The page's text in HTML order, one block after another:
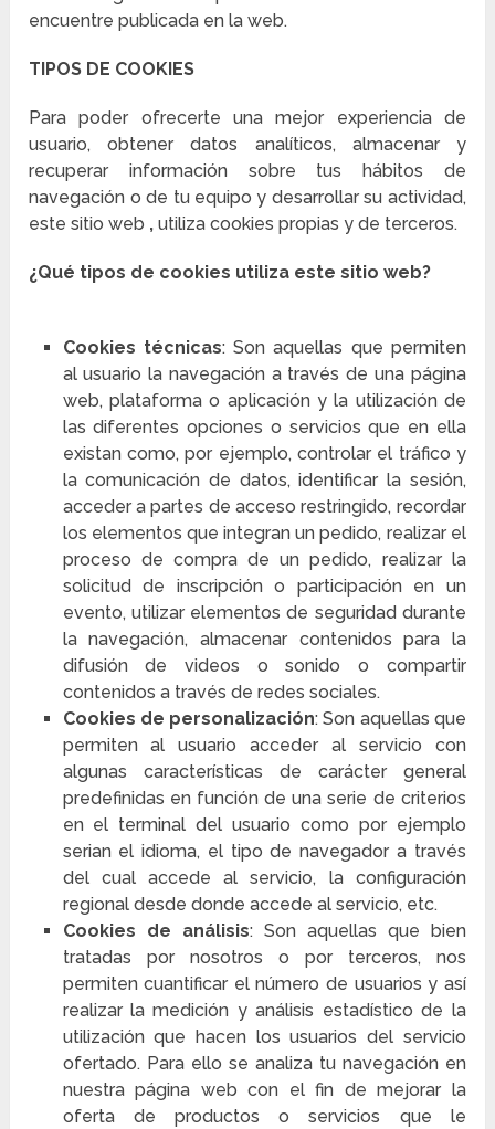
encuentre publicada en la web.
TIPOS DE COOKIES
Para poder ofrecerte una mejor experiencia de
usuario, obtener datos analíticos, almacenar y
recuperar información sobre tus hábitos de
navegación o de tu equipo y desarrollar su actividad,
este sitio web , utiliza cookies propias y de terceros.
¿Qué tipos de cookies utiliza este sitio web?
Cookies técnicas: Son aquellas que permiten
al usuario la navegación a través de una página
web, plataforma o aplicación y la utilización de
las diferentes opciones o servicios que en ella
existan como, por ejemplo, controlar el tráfico y
la comunicación de datos, identificar la sesión,
acceder a partes de acceso restringido, recordar
los elementos que integran un pedido, realizar el
proceso de compra de un pedido, realizar la
solicitud de inscripción o participación en un
evento, utilizar elementos de seguridad durante
la navegación, almacenar contenidos para la
difusión de videos o sonido o compartir
contenidos a través de redes sociales.
Cookies de personalización: Son aquellas que
permiten al usuario acceder al servicio con
algunas características de carácter general
predefinidas en función de una serie de criterios
en el terminal del usuario como por ejemplo
serian el idioma, el tipo de navegador a través
del cual accede al servicio, la configuración
regional desde donde accede al servicio, etc.
Cookies de análisis: Son aquellas que bien
tratadas por nosotros o por terceros, nos
permiten cuantificar el número de usuarios y así
realizar la medición y análisis estadístico de la
utilización que hacen los usuarios del servicio
ofertado. Para ello se analiza tu navegación en
nuestra página web con el fin de mejorar la
oferta de productos o servicios que le